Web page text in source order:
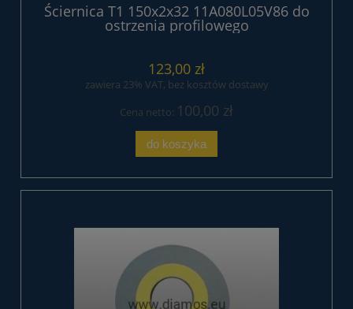
Ściernica T1 150x2x32 11A080L05V86 do
ostrzenia profilowego
123,00 zł
zawiera 23% VAT, bez kosztów dostawy
Cena netto: 100,00 zł
do koszyka